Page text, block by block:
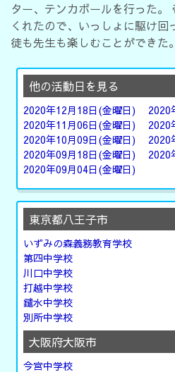
ター、テンカボールを行った。
くれたので、いっしょに駆け回
徒も先生も楽しむことができた。
他の活動日を見る
2020年12月18日(金曜日)
2020
2020年11月06日(金曜日)
2020
2020年10月09日(金曜日)
2020
2020年09月18日(金曜日)
2020
2020年09月04日(金曜日)
東京都八王子市
いずみの森義務教育学校
第四中学校
川口中学校
打越中学校
鑓水中学校
別所中学校
大阪府大阪市
今宮中学校